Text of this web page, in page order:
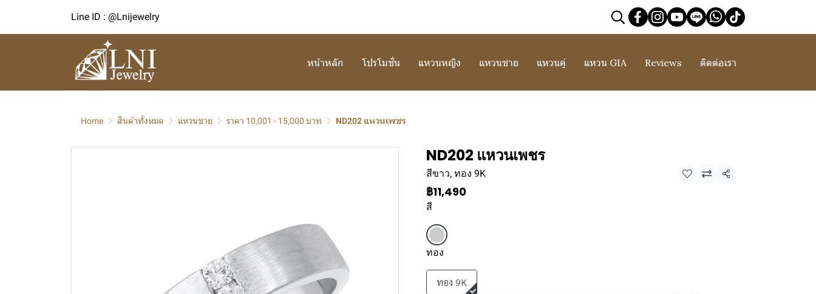
Line ID : @Lnijewelry
หน้าหลัก โปรโมชั่น แหวนหญิง แหวนชาย แหวนคู่ แหวน GIA Reviews ติดต่อเรา
Home สินค้าทั้งหมด แหวนชาย ราคา 10,001 - 15,000 บาท ND202 แหวนเพชร
ND202 แหวนเพชร
สีขาว, ทอง 9K แชร์
฿11,490
สี
ทอง
ทอง 9K